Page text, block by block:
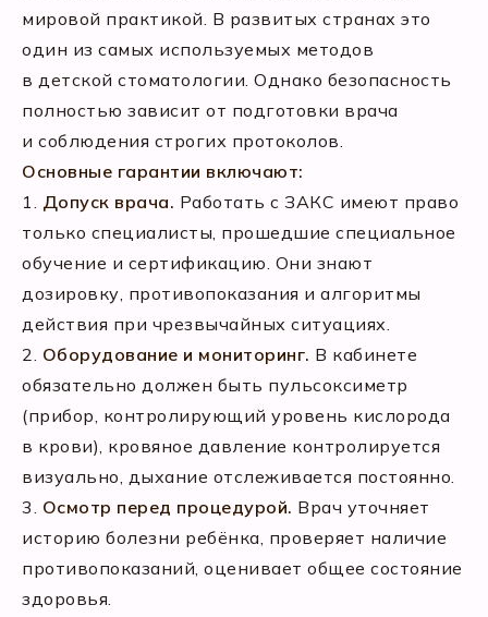
мировой практикой. В развитых странах это
один из самых используемых методов
в детской стоматологии. Однако безопасность
полностью зависит от подготовки врача
и соблюдения строгих протоколов.
Основные гарантии включают:
1. Допуск врача. Работать с ЗАКС имеют право
только специалисты, прошедшие специальное
обучение и сертификацию. Они знают
дозировку, противопоказания и алгоритмы
действия при чрезвычайных ситуациях.
2. Оборудование и мониторинг. В кабинете
обязательно должен быть пульсоксиметр
(прибор, контролирующий уровень кислорода
в крови), кровяное давление контролируется
визуально, дыхание отслеживается постоянно.
3. Осмотр перед процедурой. Врач уточняет
историю болезни ребёнка, проверяет наличие
противопоказаний, оценивает общее состояние
здоровья.